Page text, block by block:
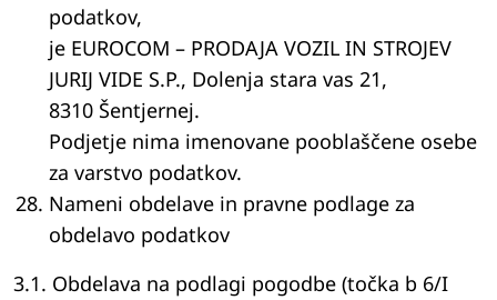
podatkov,
je EUROCOM – PRODAJA VOZIL IN STROJEV
JURIJ VIDE S.P., Dolenja stara vas 21,
8310 Šentjernej.
Podjetje nima imenovane pooblaščene osebe
za varstvo podatkov.
Nameni obdelave in pravne podlage za
obdelavo podatkov
3.1. Obdelava na podlagi pogodbe (točka b 6/I